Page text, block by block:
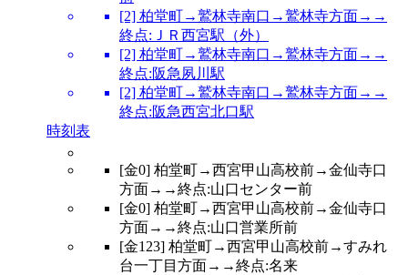
[2] 柏堂町→鷲林寺南口→鷲林寺方面→→
終点:ＪＲ西宮駅（外）
[2] 柏堂町→鷲林寺南口→鷲林寺方面→→
終点:阪急夙川駅
[2] 柏堂町→鷲林寺南口→鷲林寺方面→→
終点:阪急西宮北口駅
時刻表
[金0] 柏堂町→西宮甲山高校前→金仙寺口
方面→→終点:山口センター前
[金0] 柏堂町→西宮甲山高校前→金仙寺口
方面→→終点:山口営業所前
[金123] 柏堂町→西宮甲山高校前→すみれ
台一丁目方面→→終点:名来